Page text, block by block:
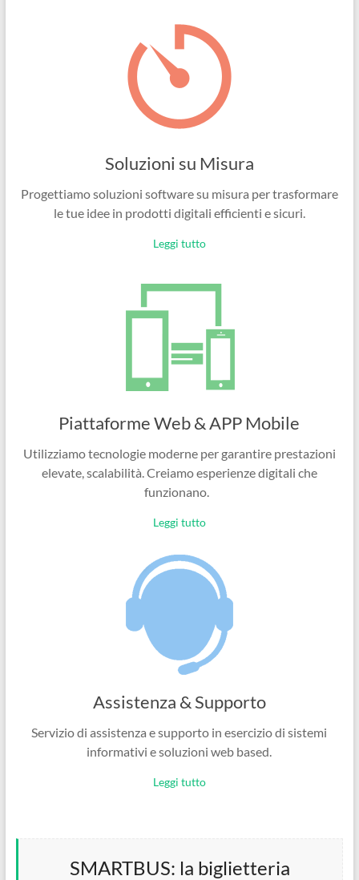
Soluzioni su Misura
Progettiamo soluzioni software su misura per trasformare
le tue idee in prodotti digitali efficienti e sicuri.
Leggi tutto
Piattaforme Web & APP Mobile
Utilizziamo tecnologie moderne per garantire prestazioni
elevate, scalabilità. Creiamo esperienze digitali che
funzionano.
Leggi tutto
Assistenza & Supporto
Servizio di assistenza e supporto in esercizio di sistemi
informativi e soluzioni web based.
Leggi tutto
SMARTBUS: la biglietteria